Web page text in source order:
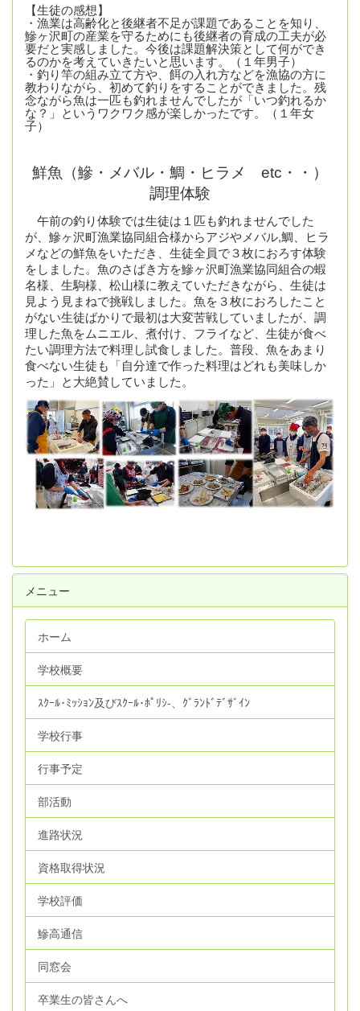
【生徒の感想】
・漁業は高齢化と後継者不足が課題であることを知り、
鰺ヶ沢町の産業を守るためにも後継者の育成の工夫が必
要だと実感しました。今後は課題解決策として何ができ
るのかを考えていきたいと思います。（１年男子）
・釣り竿の組み立て方や、餌の入れ方などを漁協の方に
教わりながら、初めて釣りをすることができました。残
念ながら魚は一匹も釣れませんでしたが「いつ釣れるか
な？」というワクワク感が楽しかったです。（１年女
子）
鮮魚（鰺・メバル・鯛・ヒラメ etc・・）
調理体験
午前の釣り体験では生徒は１匹も釣れませんでした
が、鰺ヶ沢町漁業協同組合様からアジやメバル,鯛、ヒラ
メなどの鮮魚をいただき、生徒全員で３枚におろす体験
をしました。魚のさばき方を鰺ヶ沢町漁業協同組合の蝦
名様、生駒様、松山様に教えていただきながら、生徒は
見よう見まねで挑戦しました。魚を３枚におろしたこと
がない生徒ばかりで最初は大変苦戦していましたが、調
理した魚をムニエル、煮付け、フライなど、生徒が食べ
たい調理方法で料理し試食しました。普段、魚をあまり
食べない生徒も「自分達で作った料理はどれも美味しか
った」と大絶賛していました。
メニュー
ホーム
学校概要
ｽｸｰﾙ･ﾐｯｼｮﾝ及びｽｸｰﾙ･ﾎﾟﾘｼ‐、ｸﾞﾗﾝﾄﾞﾃﾞｻﾞｲﾝ
学校行事
行事予定
部活動
進路状況
資格取得状況
学校評価
鰺高通信
同窓会
卒業生の皆さんへ